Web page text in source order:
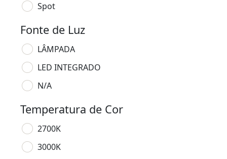
Spot
Fonte de Luz
LÂMPADA
LED INTEGRADO
N/A
Temperatura de Cor
2700K
3000K